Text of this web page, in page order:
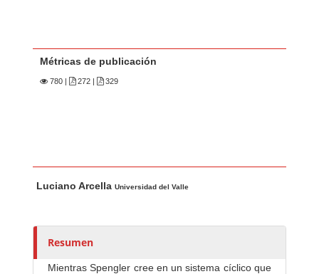
Métricas de publicación
780 | 272 | 329
u
o
e
Luciano ArcellaUniversidad del Valle
Resumen
Mientras Spengler cree en un sistema cíclico que